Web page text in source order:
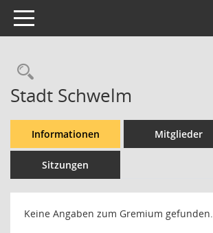
Toggle navigation
Rechercheauswahl
Stadt Schwelm
Informationen Mitglieder
Sitzungen
Keine Angaben zum Gremium gefunden.